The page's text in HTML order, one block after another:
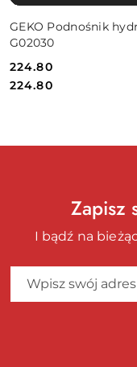
GEKO Podnośnik
G02030
Cena:
224.80
Cena:
224.80
Zapisz
I bądź na